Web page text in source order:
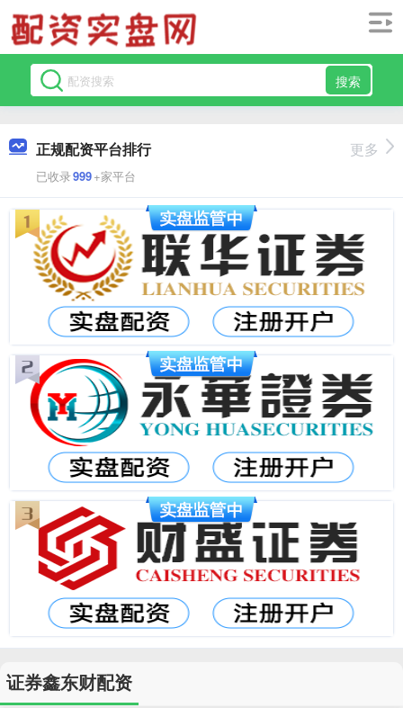
搜索
正规配资平台排行
已收录999+家平台
更多
证券鑫东财配资